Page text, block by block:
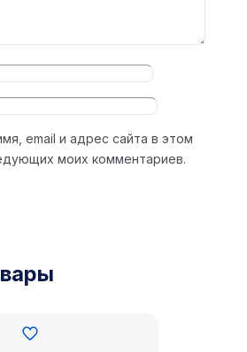
email и адрес сайта в этом
моих комментариев.